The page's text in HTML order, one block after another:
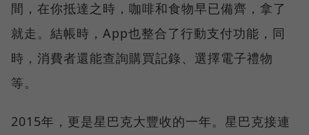
間，在你抵達之時，咖啡和食物早已備齊，拿了
就走。結帳時，App也整合了行動支付功能，同
時，消費者還能查詢購買記錄、選擇電子禮物
等。
2015年，更是星巴克大豐收的一年。星巴克接連